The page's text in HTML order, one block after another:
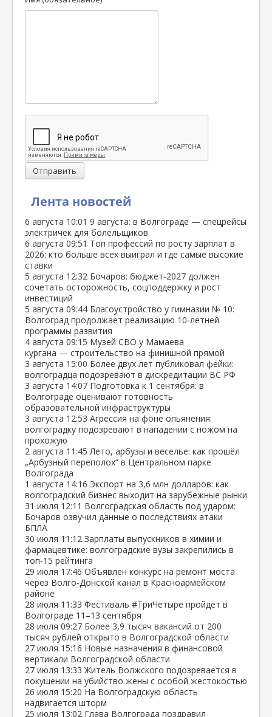
Лента новостей
6 августа 10:01 9 августа: в Волгограде — спецрейсы
электричек для болельщиков
6 августа 09:51 Топ профессий по росту зарплат в
2026: кто больше всех выиграл и где самые высокие
ставки
5 августа 12:32 Бочаров: бюджет‑2027 должен
сочетать осторожность, соцподдержку и рост
инвестиций
5 августа 09:44 Благоустройство у гимназии № 10:
Волгоград продолжает реализацию 10‑летней
программы развития
4 августа 09:15 Музей СВО у Мамаева
кургана — строительство на финишной прямой
3 августа 15:00 Более двух лет публиковал фейки:
волгоградца подозревают в дискредитации ВС РФ
3 августа 14:07 Подготовка к 1 сентября: в
Волгограде оценивают готовность
образовательной инфраструктуры
3 августа 12:53 Агрессия на фоне опьянения:
волгоградку подозревают в нападении с ножом на
прохожую
2 августа 11:45 Лето, арбузы и веселье: как прошёл
„Арбузный переполох“ в Центральном парке
Волгограда
1 августа 14:16 Экспорт на 3,6 млн долларов: как
волгоградский бизнес выходит на зарубежные рынки
31 июля 12:11 Волгоградская область под ударом:
Бочаров озвучил данные о последствиях атаки
БПЛА
30 июля 11:12 Зарплаты выпускников в химии и
фармацевтике: волгоградские вузы закрепились в
топ‑15 рейтинга
29 июля 17:46 Объявлен конкурс на ремонт моста
через Волго‑Донской канал в Красноармейском
районе
28 июля 11:33 Фестиваль #ТриЧетыре пройдёт в
Волгограде 11–13 сентября
28 июля 09:27 Более 3,9 тысяч вакансий от 200
тысяч рублей открыто в Волгоградской области
27 июля 15:16 Новые назначения в финансовой
вертикали Волгоградской области
27 июля 13:33 Житель Волжского подозревается в
покушении на убийство жены с особой жестокостью
26 июля 15:20 На Волгоградскую область
надвигается шторм
25 июля 13:02 Глава Волгограда поздравил
Отправить